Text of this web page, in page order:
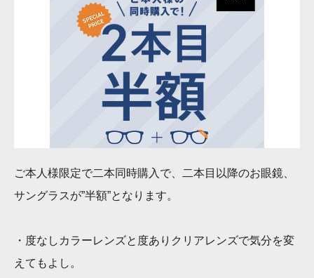
ご本人様限定で二本同時購入で、二本目以降のお眼鏡、
サングラスが”半額”となります。
・度なしカラーレンズと度ありクリアレンズで気分を変
えてもよし。